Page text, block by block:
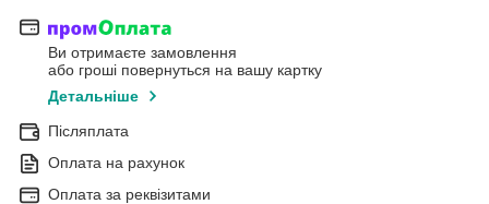
Ви отримаєте замовлення
або гроші повернуться на вашу картку
Детальніше
Післяплата
Оплата на рахунок
Оплата за реквізитами